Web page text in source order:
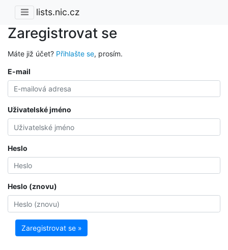
lists.nic.cz
Zaregistrovat se
Máte již účet? Přihlašte se, prosím.
E-mail
Uživatelské jméno
Heslo
Heslo (znovu)
Zaregistrovat se »